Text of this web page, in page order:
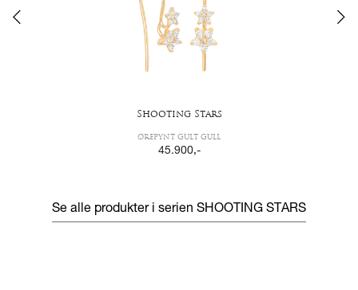
Shooting Stars
ØREPYNT GULT GULL
45.900,-
Se alle produkter i serien SHOOTING STARS